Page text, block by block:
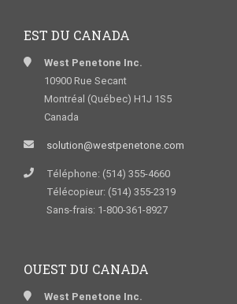
EST DU CANADA
West Penetone Inc.
10900 Rue Secant
Montréal (Québec) H1J 1S5
Canada
solution@westpenetone.com
Téléphone: (514) 355-4660
Télécopieur: (514) 355-2319
Sans-frais: 1-800-361-8927
OUEST DU CANADA
West Penetone Inc.